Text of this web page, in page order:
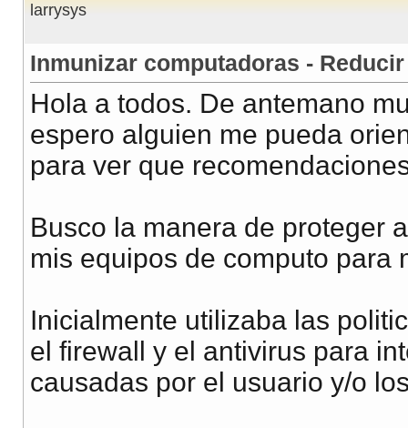
larrysys
Inmunizar computadoras -
Hola a todos. De antemano
espero alguien me pueda
para ver que
Busco la manera de proteger
mis equipos de computo para
Inicialmente utilizaba las
el firewall y el antivirus para
causadas por el usuario y/o